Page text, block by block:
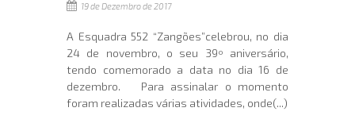
19 de Dezembro de 2017
A Esquadra 552 “Zangões”celebrou, no dia
24 de novembro, o seu 39º aniversário,
tendo comemorado a data no dia 16 de
dezembro. Para assinalar o momento
foram realizadas várias atividades, onde(...)